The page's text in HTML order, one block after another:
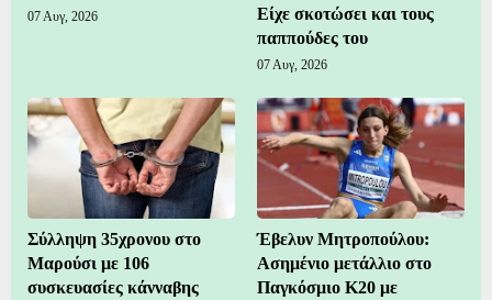
07 Αυγ, 2026
Είχε σκοτώσει και τους
παππούδες του
07 Αυγ, 2026
Σύλληψη 35χρονου στο
Μαρούσι με 106
συσκευασίες κάνναβης
Έβελυν Μητροπούλου:
Ασημένιο μετάλλιο στο
Παγκόσμιο Κ20 με